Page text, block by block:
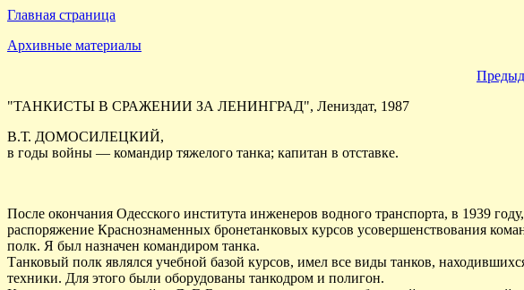
Главная страница
Архивные материалы
"ТАНКИСТЫ В СРАЖЕНИИ ЗА ЛЕНИНГРАД", Лениздат, 1987
В.Т. ДОМОСИЛЕЦКИЙ,
в годы войны — командир тяжелого танка; капитан в отставке.
После окончания Одесского института инженеров водного транспорта, в 1939
распоряжение Краснознаменных бронетанковых курсов усовершенствования
полк. Я был назначен командиром танка.
Танковый полк являлся учебной базой курсов, имел все виды танков,
техники. Для этого были оборудованы танкодром и полигон.